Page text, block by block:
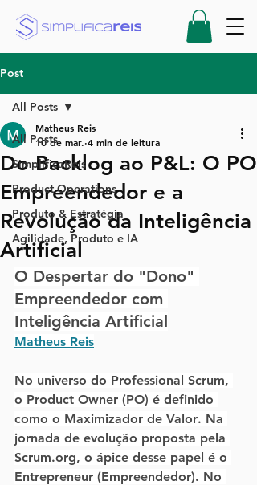
Post
All Posts
SimplificaReis
Product Operations
Produto & Estratégia
Agilidade, Produto e IA
All Posts
Do Backlog ao P&L: O PO
Empreendedor e a
Revolução da Inteligência
Artificial
Matheus Reis
10 de mar. 4 min de leitura
O Despertar do "Dono"
Empreendedor com
Inteligência Artificial
Matheus Reis
No universo do Professional Scrum,
o Product Owner (PO) é definido
como o Maximizador de Valor. Na
jornada de evolução proposta pela
Scrum.org, o ápice desse papel é o
Entrepreneur (Empreendedor). No